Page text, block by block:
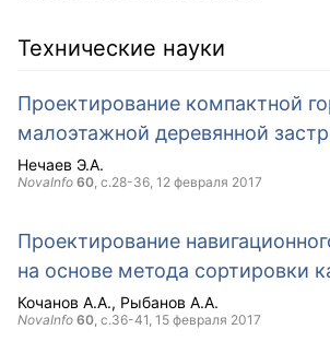
Технические науки
Проектирование компактной
малоэтажной деревянной
Нечаев Э.А.
NovaInfo 60, с.28-36, 12 февраля 2017
Проектирование
на основе метода сортировки
Кочанов А.А. Рыбанов А.А.
NovaInfo 60, с.36-41, 15 февраля 2017